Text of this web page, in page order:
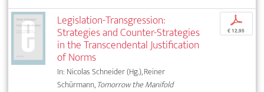
Legislation-Transgression:
Strategies and Counter-Strategies
in the Transcendental Justification
of Norms
In: Nicolas Schneider (Hg.), Reiner
Schürmann,Tomorrow the Manifold
p
€ 12,95